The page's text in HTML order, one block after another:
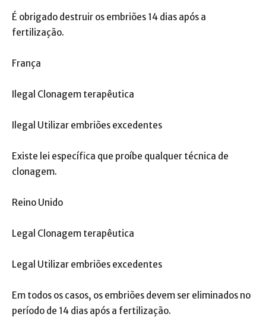
É obrigado destruir os embriões 14 dias após a
fertilização.
França
Ilegal Clonagem terapêutica
Ilegal Utilizar embriões excedentes
Existe lei específica que proíbe qualquer técnica de
clonagem.
Reino Unido
Legal Clonagem terapêutica
Legal Utilizar embriões excedentes
Em todos os casos, os embriões devem ser eliminados no
período de 14 dias após a fertilização.